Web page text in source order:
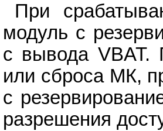
При
модуль с
с вывода VBAT.
или сброса МК,
с
разрешения